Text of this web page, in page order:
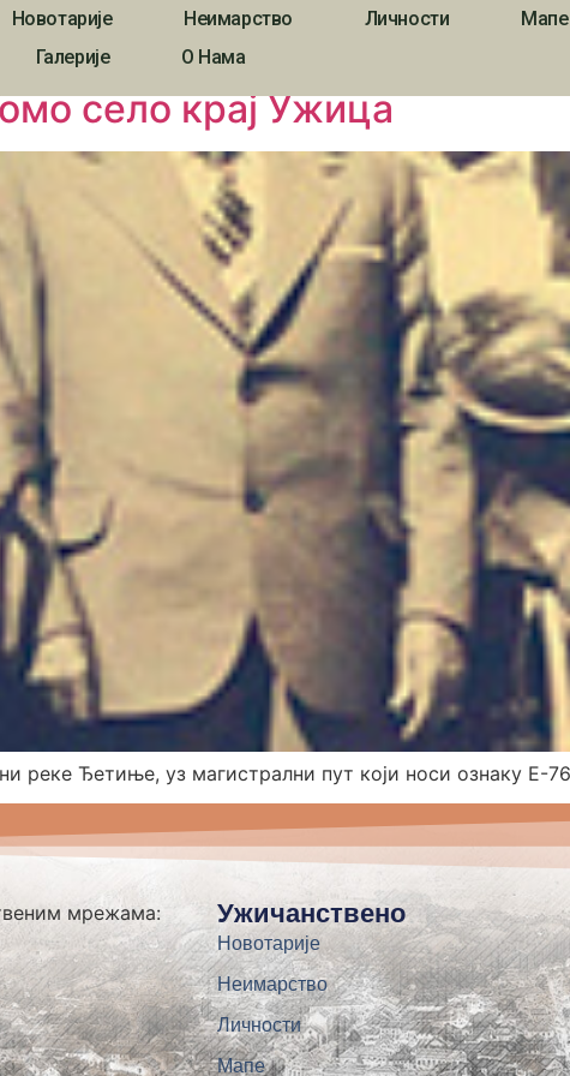
Новотарије Неимарство Личности Мапе
Галерије
О Нама
село крај Ужица
реке Ђетиње, уз магистрални пут који носи ознаку
мрежама: Ужичанствено
Новотарије
Неимарство
Личности
Мапе